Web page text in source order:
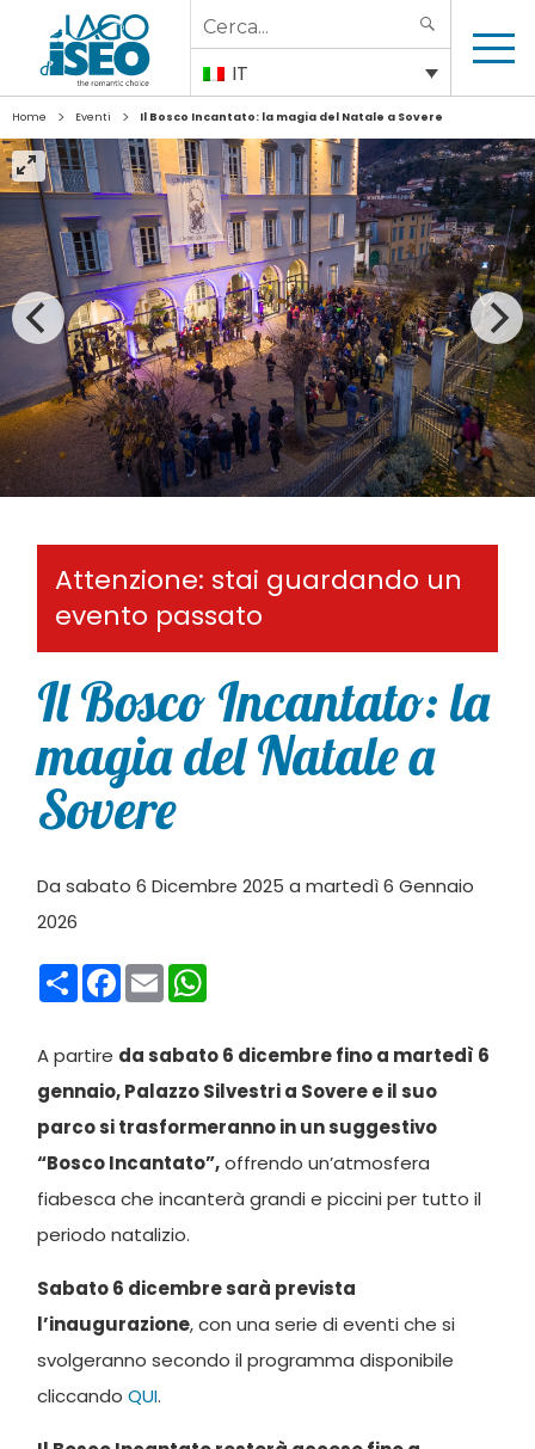
Search
for:
IT
Home > Eventi > Il Bosco Incantato: la magia del Natale a Sovere
Attenzione: stai guardando un
evento passato
Il Bosco Incantato: la
magia del Natale a
Sovere
Da sabato 6 Dicembre 2025 a martedì 6 Gennaio
2026
CondividiFacebook
Email
A partire da sabato 6 dicembre fino a martedì 6
gennaio, Palazzo Silvestri a Sovere e il suo
parco si trasformeranno in un suggestivo
“Bosco Incantato”,offrendo un’atmosfera
fiabesca che incanterà grandi e piccini per tutto il
periodo natalizio.
Sabato 6 dicembre sarà prevista
l’inaugurazione, con una serie di eventi che si
svolgeranno secondo il programma disponibile
cliccandoQUI.